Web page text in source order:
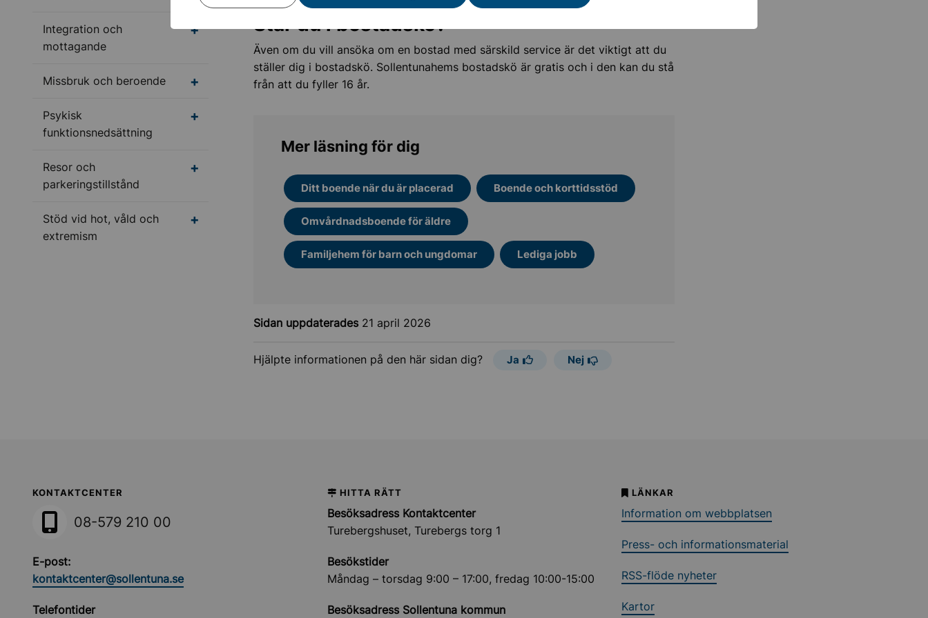
Integration och
mottagande
Undermeny för Integration och mottagande
Missbruk och beroende Undermeny för Missbruk och beroende
Psykisk
funktionsnedsättning
Undermeny för Psykisk funktionsnedsättning
Resor och
parkeringstillstånd
Undermeny för Resor och parkeringstillstånd
Stöd vid hot, våld och
extremism
Undermeny för Stöd vid hot, våld och extremism
Står du i bostadskö?
Även om du vill ansöka om en bostad med särskild service är det viktigt att du
ställer dig i bostadskö. Sollentunahems bostadskö är gratis och i den kan du stå
från att du fyller 16 år.
Mer läsning för dig
Ditt boende när du är placerad Boende och korttidsstöd
Omvårdnadsboende för äldre
Familjehem för barn och ungdomar Lediga jobb
Sidan uppdaterades 21 april 2026
Hjälpte informationen på den här sidan dig? Ja Nej
Sollentuna Kommun
KONTAKTCENTER
08-579 210 00
E-post:
kontaktcenter@sollentuna.se
Telefontider
HITTA RÄTT
Besöksadress Kontaktcenter
Turebergshuset, Turebergs torg 1
Besökstider
Måndag – torsdag 9:00 – 17:00, fredag 10:00-15:00
Besöksadress Sollentuna kommun
LÄNKAR
Information om webbplatsen
Press- och informationsmaterial
RSS-flöde nyheter
Kartor